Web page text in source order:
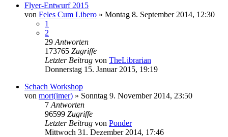
Flyer-Entwurf 2015
von Feles Cum Libero » Montag 8. September 2014, 12:30
1
2
29 Antworten
173765 Zugriffe
Letzter Beitrag von TheLibrarian
Donnerstag 15. Januar 2015, 19:19
Schach Workshop
von mort(imer) » Sonntag 9. November 2014, 23:50
7 Antworten
96599 Zugriffe
Letzter Beitrag von Ponder
Mittwoch 31. Dezember 2014, 17:46